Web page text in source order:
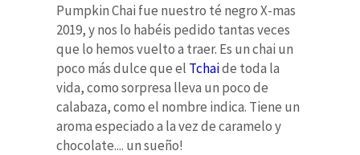
Pumpkin Chai fue nuestro té negro X-mas
2019, y nos lo habéis pedido tantas veces
que lo hemos vuelto a traer. Es un chai un
poco más dulce que el Tchaide toda la
vida, como sorpresa lleva un poco de
calabaza, como el nombre indica. Tiene un
aroma especiado a la vez de caramelo y
chocolate.... un sueño!